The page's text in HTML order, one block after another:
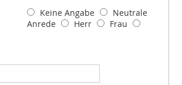
Keine Angabe
Neutrale
Anrede
Herr
Frau